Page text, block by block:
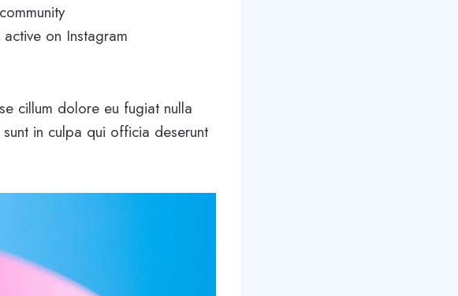
on Instagram
cillum dolore eu fugiat nulla
in culpa qui officia deserunt